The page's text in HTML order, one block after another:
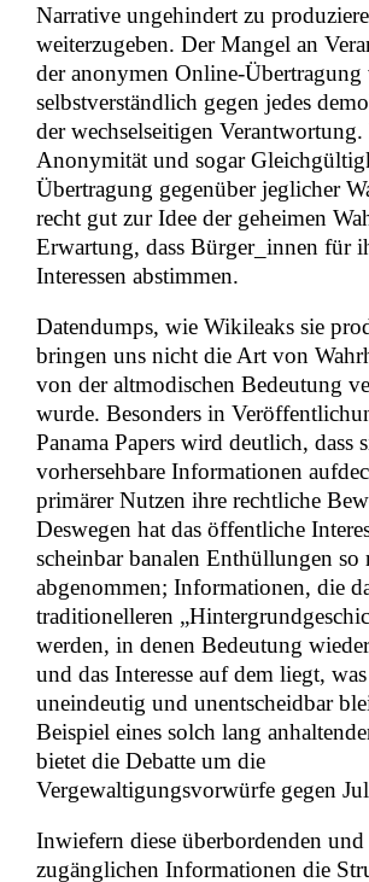
Narrative ungehindert zu
weiterzugeben. Der Mangel an
der anonymen Online-Übertragung
selbstverständlich gegen jedes
der wechselseitigen
Anonymität und sogar
Übertragung gegenüber jeglicher
recht gut zur Idee der geheimen
Erwartung, dass Bürger_innen für
Interessen abstimmen.
Datendumps, wie Wikileaks sie
bringen uns nicht die Art von
von der altmodischen Bedeutung
wurde. Besonders in
Panama Papers wird deutlich, dass
vorhersehbare Informationen
primärer Nutzen ihre rechtliche
Deswegen hat das öffentliche
scheinbar banalen Enthüllungen so
abgenommen; Informationen, die
traditionelleren
werden, in denen Bedeutung
und das Interesse auf dem liegt,
uneindeutig und unentscheidbar
Beispiel eines solch lang
bietet die Debatte um die
Vergewaltigungsvorwürfe gegen
Inwiefern diese überbordenden
zugänglichen Informationen die